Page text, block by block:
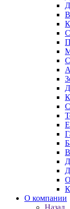
О компании
Назад